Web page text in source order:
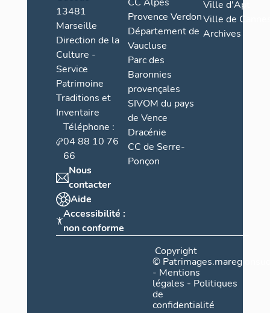
13481
Marseille
Direction de la
Culture -
Service
Patrimoine
Traditions et
Inventaire
Téléphone :
04 88 10 76
66
Nous
contacter
Aide
Accessibilité :
non conforme
Provence Verdon
Département de
Vaucluse
Parc des
Baronnies
provençales
SIVOM du pays
de Vence
Dracénie
CC de Serre-
Ponçon
Ville d'Apt
Ville de
Archives
Copyright
©
- Mentions
légales - Politiques
de
confidentialité